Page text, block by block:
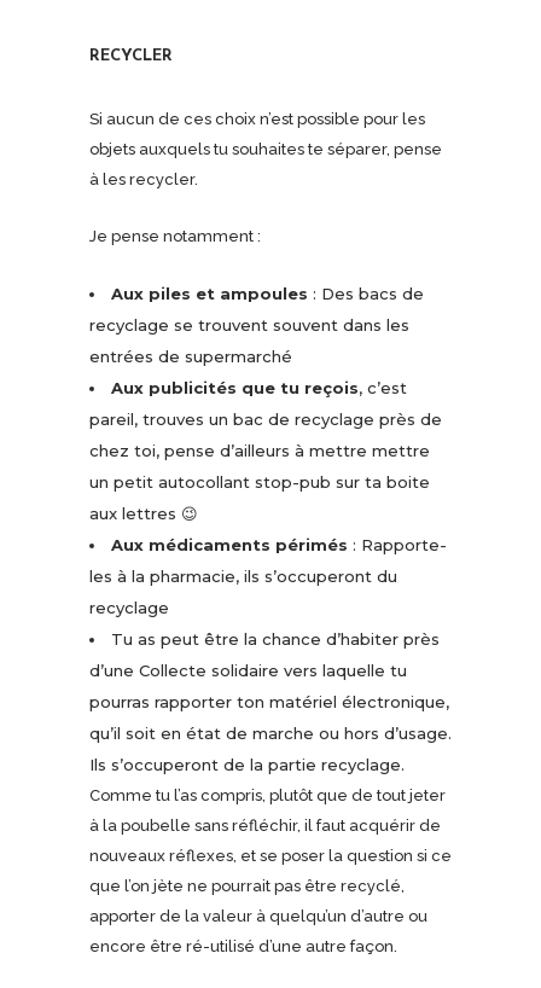
RECYCLER
Si aucun de ces choix n’est possible pour les
objets auxquels tu souhaites te séparer, pense
à les recycler.
Je pense notamment :
Aux piles et ampoules : Des bacs de
recyclage se trouvent souvent dans les
entrées de supermarché
Aux publicités que tu reçois, c’est
pareil, trouves un bac de recyclage près de
chez toi, pense d’ailleurs à mettre mettre
un petit autocollant stop-pub sur ta boite
aux lettres 😉
Aux médicaments périmés : Rapporte-
les à la pharmacie, ils s’occuperont du
recyclage
Tu as peut être la chance d’habiter près
d’une Collecte solidaire vers laquelle tu
pourras rapporter ton matériel électronique,
qu’il soit en état de marche ou hors d’usage.
Ils s’occuperont de la partie recyclage.
Comme tu l’as compris, plutôt que de tout jeter
à la poubelle sans réfléchir, il faut acquérir de
nouveaux réflexes, et se poser la question si ce
que l’on jète ne pourrait pas être recyclé,
apporter de la valeur à quelqu’un d’autre ou
encore être ré-utilisé d’une autre façon.